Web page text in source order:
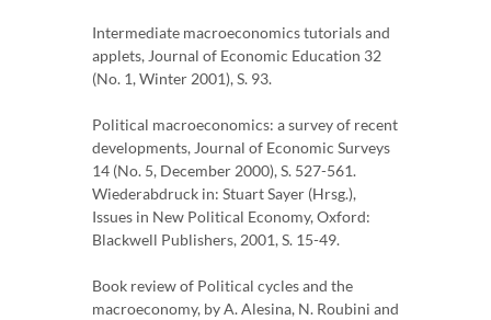
Intermediate macroeconomics tutorials and
applets, Journal of Economic Education 32
(No. 1, Winter 2001), S. 93.
Political macroeconomics: a survey of recent
developments, Journal of Economic Surveys
14 (No. 5, December 2000), S. 527-561.
Wiederabdruck in: Stuart Sayer (Hrsg.),
Issues in New Political Economy, Oxford:
Blackwell Publishers, 2001, S. 15-49.
Book review of Political cycles and the
macroeconomy, by A. Alesina, N. Roubini and